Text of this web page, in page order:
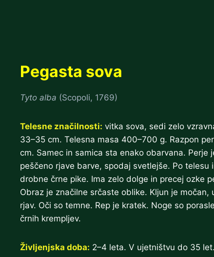
Pegasta sova
Tyto alba (Scopoli, 1769)
Telesne značilnosti: vitka sova, sedi zelo
33–35 cm. Telesna masa 400–700 g. Razpon
cm. Samec in samica sta enako obarvana. Perje
peščeno rjave barve, spodaj svetlejše. Po telesu
drobne črne pike. Ima zelo dolge in precej ozke
Obraz je značilne srčaste oblike. Kljun je močan,
rjav. Oči so temne. Rep je kratek. Noge so
črnih krempljev.
Življenjska doba: 2–4 leta. V ujetništvu do 35 let.